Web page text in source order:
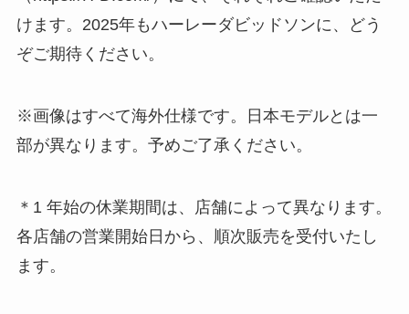
けます。2025年もハーレーダビッドソンに、どう
ぞご期待ください。
※画像はすべて海外仕様です。日本モデルとは一
部が異なります。予めご了承ください。
＊1 年始の休業期間は、店舗によって異なります。
各店舗の営業開始日から、順次販売を受付いたし
ます。